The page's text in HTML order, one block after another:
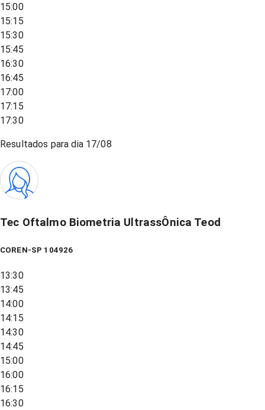
15:00
15:15
15:30
15:45
16:30
16:45
17:00
17:15
17:30
Resultados para dia 17/08
Tec Oftalmo Biometria UltrassÔnica Teod
COREN-SP 104926
13:30
13:45
14:00
14:15
14:30
14:45
15:00
16:00
16:15
16:30